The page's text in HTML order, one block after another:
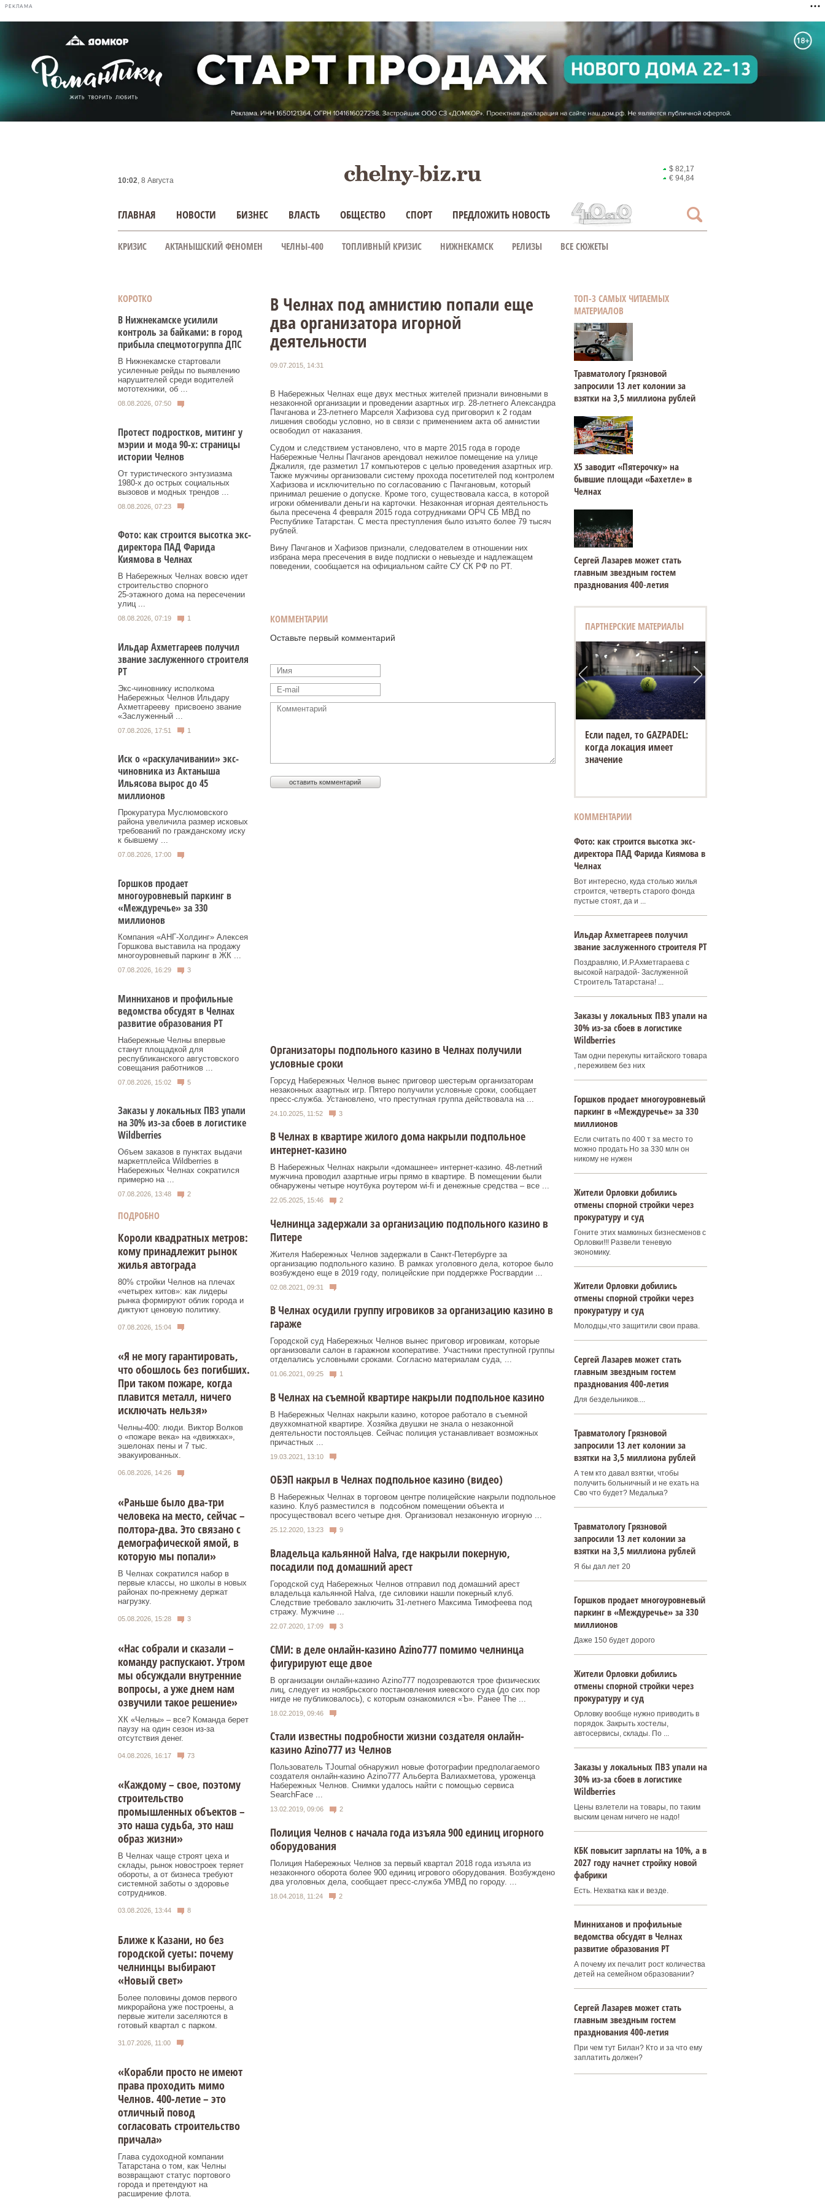
РЕКЛАМА
10:02, 8 Августа
$ 82,17
€ 94,84
ГЛАВНАЯ НОВОСТИ БИЗНЕС ВЛАСТЬ ОБЩЕСТВО СПОРТ ПРЕДЛОЖИТЬ НОВОСТЬ
КРИЗИС АКТАНЫШСКИЙ ФЕНОМЕН ЧЕЛНЫ-400 ТОПЛИВНЫЙ КРИЗИС НИЖНЕКАМСК РЕЛИЗЫ ВСЕ СЮЖЕТЫ
КОРОТКО
В Нижнекамске усилили
контроль за байками: в город
прибыла спецмотогруппа ДПС
В Нижнекамске стартовали
усиленные рейды по выявлению
нарушителей среди водителей
мототехники, об ...
08.08.2026, 07:50
Протест подростков, митинг у
мэрии и мода 90-х: страницы
истории Челнов
От туристического энтузиазма
1980‑х до острых социальных
вызовов и модных трендов ...
08.08.2026, 07:23
Фото: как строится высотка экс-
директора ПАД Фарида
Киямова в Челнах
В Набережных Челнах вовсю идет
строительство спорного
25‑этажного дома на пересечении
улиц ...
08.08.2026, 07:19 1
Ильдар Ахметгареев получил
звание заслуженного строителя
РТ
Экс‑чиновнику исполкома
Набережных Челнов Ильдару
Ахметгарееву присвоено звание
«Заслуженный ...
07.08.2026, 17:51 1
Иск о «раскулачивании» экс-
чиновника из Актаныша
Ильясова вырос до 45
миллионов
Прокуратура Муслюмовского
района увеличила размер исковых
требований по гражданскому иску
к бывшему ...
07.08.2026, 17:00
Горшков продает
многоуровневый паркинг в
«Междуречье» за 330
миллионов
Компания «АНГ-Холдинг» Алексея
Горшкова выставила на продажу
многоуровневый паркинг в ЖК ...
07.08.2026, 16:29 3
Минниханов и профильные
ведомства обсудят в Челнах
развитие образования РТ
Набережные Челны впервые
станут площадкой для
республиканского августовского
совещания работников ...
07.08.2026, 15:02 5
Заказы у локальных ПВЗ упали
на 30% из-за сбоев в логистике
Wildberries
Объем заказов в пунктах выдачи
маркетплейса Wildberries в
Набережных Челнах сократился
примерно на ...
07.08.2026, 13:48 2
ПОДРОБНО
Короли квадратных метров:
кому принадлежит рынок
жилья автограда
80% стройки Челнов на плечах
«четырех китов»: как лидеры
рынка формируют облик города и
диктуют ценовую политику.
07.08.2026, 15:04
«Я не могу гарантировать,
что обошлось без погибших.
При таком пожаре, когда
плавится металл, ничего
исключать нельзя»
Челны-400: люди. Виктор Волков
о «пожаре века» на «движках»,
эшелонах пены и 7 тыс.
эвакуированных.
06.08.2026, 14:26
«Раньше было два-три
человека на место, сейчас –
полтора-два. Это связано с
демографической ямой, в
которую мы попали»
В Челнах сократился набор в
первые классы, но школы в новых
районах по-прежнему держат
нагрузку.
05.08.2026, 15:28 3
«Нас собрали и сказали –
команду распускают. Утром
мы обсуждали внутренние
вопросы, а уже днем нам
озвучили такое решение»
ХК «Челны» – все? Команда берет
паузу на один сезон из-за
отсутствия денег.
04.08.2026, 16:17 73
«Каждому – свое, поэтому
строительство
промышленных объектов –
это наша судьба, это наш
образ жизни»
В Челнах чаще строят цеха и
склады, рынок новостроек теряет
обороты, а от бизнеса требуют
системной заботы о здоровье
сотрудников.
03.08.2026, 13:44 8
Ближе к Казани, но без
городской суеты: почему
челнинцы выбирают
«Новый свет»
Более половины домов первого
микрорайона уже построены, а
первые жители заселяются в
готовый квартал с парком.
31.07.2026, 11:00
«Корабли просто не имеют
права проходить мимо
Челнов. 400-летие – это
отличный повод
согласовать строительство
причала»
Глава судоходной компании
Татарстана о том, как Челны
возвращают статус портового
города и претендуют на
расширение флота.
В Челнах под амнистию попали еще
два организатора игорной
деятельности
09.07.2015, 14:31
В Набережных Челнах еще двух местных жителей признали виновными в
незаконной организации и проведении азартных игр. 28-летнего Александра
Пачганова и 23-летнего Марселя Хафизова суд приговорил к 2 годам
лишения свободы условно, но в связи с применением акта об амнистии
освободил от наказания.
Судом и следствием установлено, что в марте 2015 года в городе
Набережные Челны Пачганов арендовал нежилое помещение на улице
Джалиля, где разметил 17 компьютеров с целью проведения азартных игр.
Также мужчины организовали систему прохода посетителей под контролем
Хафизова и исключительно по согласованию с Пачгановым, который
принимал решение о допуске. Кроме того, существовала касса, в которой
игроки обменивали деньги на карточки. Незаконная игорная деятельность
была пресечена 4 февраля 2015 года сотрудниками ОРЧ СБ МВД по
Республике Татарстан. С места преступления было изъято более 79 тысяч
рублей.
Вину Пачганов и Хафизов признали, следователем в отношении них
избрана мера пресечения в виде подписки о невыезде и надлежащем
поведении, сообщается на официальном сайте СУ СК РФ по РТ.
КОММЕНТАРИИ
Оставьте первый комментарий
Организаторы подпольного казино в Челнах получили
условные сроки
Горсуд Набережных Челнов вынес приговор шестерым организаторам
незаконных азартных игр. Пятеро получили условные сроки, сообщает
пресс-служба. Установлено, что преступная группа действовала на ...
24.10.2025, 11:52 3
В Челнах в квартире жилого дома накрыли подпольное
интернет-казино
В Набережных Челнах накрыли «домашнее» интернет-казино. 48-летний
мужчина проводил азартные игры прямо в квартире. В помещении были
обнаружены четыре ноутбука роутером wi-fi и денежные средства – все ...
22.05.2025, 15:46 2
Челнинца задержали за организацию подпольного казино в
Питере
Жителя Набережных Челнов задержали в Санкт-Петербурге за
организацию подпольного казино. В рамках уголовного дела, которое было
возбуждено еще в 2019 году, полицейские при поддержке Росгвардии ...
02.08.2021, 09:31
В Челнах осудили группу игровиков за организацию казино в
гараже
Городской суд Набережных Челнов вынес приговор игровикам, которые
организовали салон в гаражном кооперативе. Участники преступной группы
отделались условными сроками. Согласно материалам суда, ...
01.06.2021, 09:25 1
В Челнах на съемной квартире накрыли подпольное казино
В Набережных Челнах накрыли казино, которое работало в съемной
двухкомнатной квартире. Хозяйка двушки не знала о незаконной
деятельности постояльцев. Сейчас полиция устанавливает возможных
причастных ...
19.03.2021, 13:10
ОБЭП накрыл в Челнах подпольное казино (видео)
В Набережных Челнах в торговом центре полицейские накрыли подпольное
казино. Клуб разместился в подсобном помещении объекта и
просуществовал всего четыре дня. Организовал незаконную игорную ...
25.12.2020, 13:23 9
Владельца кальянной Halva, где накрыли покерную,
посадили под домашний арест
Городской суд Набережных Челнов отправил под домашний арест
владельца кальянной Halva, где силовики нашли покерный клуб.
Следствие требовало заключить 31-летнего Максима Тимофеева под
стражу. Мужчине ...
22.07.2020, 17:09 3
СМИ: в деле онлайн-казино Azino777 помимо челнинца
фигурируют еще двое
В организации онлайн-казино Azino777 подозреваются трое физических
лиц, следует из ноябрьского постановления киевского суда (до сих пор
нигде не публиковалось), с которым ознакомился «Ъ». Ранее The ...
18.02.2019, 09:46
Стали известны подробности жизни создателя онлайн-
казино Azino777 из Челнов
Пользователь TJournal обнаружил новые фотографии предполагаемого
создателя онлайн-казино Azino777 Альберта Валиахметова, уроженца
Набережных Челнов. Снимки удалось найти с помощью сервиса
SearchFace ...
13.02.2019, 09:06 2
Полиция Челнов с начала года изъяла 900 единиц игорного
оборудования
Полиция Набережных Челнов за первый квартал 2018 года изъяла из
незаконного оборота более 900 единиц игрового оборудования. Возбуждено
два уголовных дела, сообщает пресс-служба УМВД по городу. ...
18.04.2018, 11:24 2
ТОП-3 САМЫХ ЧИТАЕМЫХ
МАТЕРИАЛОВ
Травматологу Грязновой
запросили 13 лет колонии за
взятки на 3,5 миллиона рублей
Х5 заводит «Пятерочку» на
бывшие площади «Бахетле» в
Челнах
Сергей Лазарев может стать
главным звездным гостем
празднования 400‑летия
ПАРТНЕРСКИЕ МАТЕРИАЛЫ
Если падел, то GAZPADEL:
когда локация имеет
значение
КОММЕНТАРИИ
Фото: как строится высотка экс-
директора ПАД Фарида Киямова в
Челнах
Вот интересно, куда столько жилья
строится, четверть старого фонда
пустые стоят, да и ...
Ильдар Ахметгареев получил
звание заслуженного строителя РТ
Поздравляю, И.Р.Ахметгараева с
высокой наградой- Заслуженной
Строитель Татарстана! ...
Заказы у локальных ПВЗ упали на
30% из-за сбоев в логистике
Wildberries
Там одни перекупы китайского товара
, переживем без них
Горшков продает многоуровневый
паркинг в «Междуречье» за 330
миллионов
Если считать по 400 т за место то
можно продать Но за 330 млн он
никому не нужен
Жители Орловки добились
отмены спорной стройки через
прокуратуру и суд
Гоните этих мамкиных бизнесменов с
Орловки!!! Развели теневую
экономику.
Жители Орловки добились
отмены спорной стройки через
прокуратуру и суд
Молодцы,что защитили свои права.
Сергей Лазарев может стать
главным звездным гостем
празднования 400‑летия
Для бездельников....
Травматологу Грязновой
запросили 13 лет колонии за
взятки на 3,5 миллиона рублей
А тем кто давал взятки, чтобы
получить больничный и не ехать на
Сво что будет? Медалька?
Травматологу Грязновой
запросили 13 лет колонии за
взятки на 3,5 миллиона рублей
Я бы дал лет 20
Горшков продает многоуровневый
паркинг в «Междуречье» за 330
миллионов
Даже 150 будет дорого
Жители Орловки добились
отмены спорной стройки через
прокуратуру и суд
Орловку вообще нужно приводить в
порядок. Закрыть хостелы,
автосервисы, склады. По ...
Заказы у локальных ПВЗ упали на
30% из-за сбоев в логистике
Wildberries
Цены взлетели на товары, по таким
выским ценам ничего не надо!
КБК повысит зарплаты на 10%, а в
2027 году начнет стройку новой
фабрики
Есть. Нехватка как и везде.
Минниханов и профильные
ведомства обсудят в Челнах
развитие образования РТ
А почему их печалит рост количества
детей на семейном образовании?
Сергей Лазарев может стать
главным звездным гостем
празднования 400‑летия
При чем тут Билан? Кто и за что ему
заплатить должен?